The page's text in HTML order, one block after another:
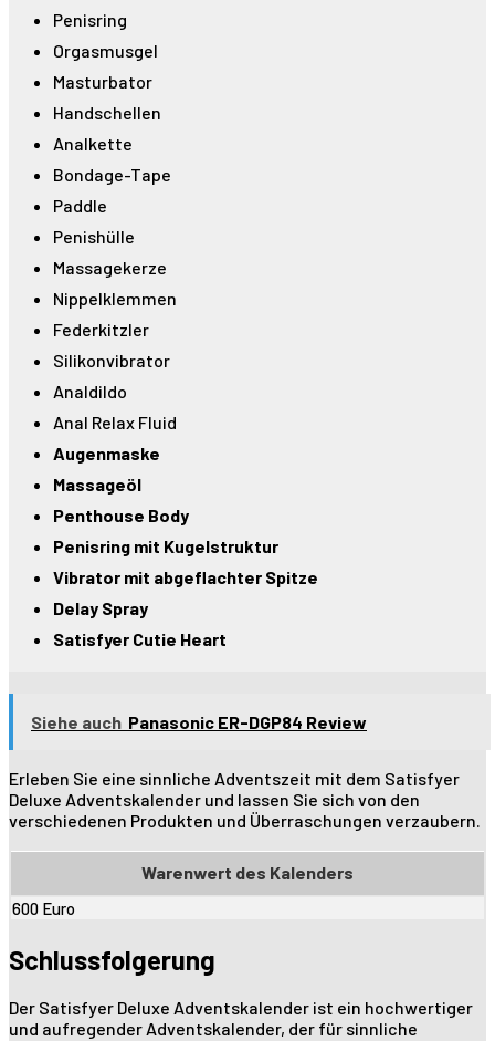
Penisring
Orgasmusgel
Masturbator
Handschellen
Analkette
Bondage-Tape
Paddle
Penishülle
Massagekerze
Nippelklemmen
Federkitzler
Silikonvibrator
Analdildo
Anal Relax Fluid
Augenmaske
Massageöl
Penthouse Body
Penisring mit Kugelstruktur
Vibrator mit abgeflachter Spitze
Delay Spray
Satisfyer Cutie Heart
Siehe auch Panasonic ER-DGP84 Review
Erleben Sie eine sinnliche Adventszeit mit dem Satisfyer
Deluxe Adventskalender und lassen Sie sich von den
verschiedenen Produkten und Überraschungen verzaubern.
Warenwert des Kalenders
600 Euro
Schlussfolgerung
Der Satisfyer Deluxe Adventskalender ist ein hochwertiger
und aufregender Adventskalender, der für sinnliche